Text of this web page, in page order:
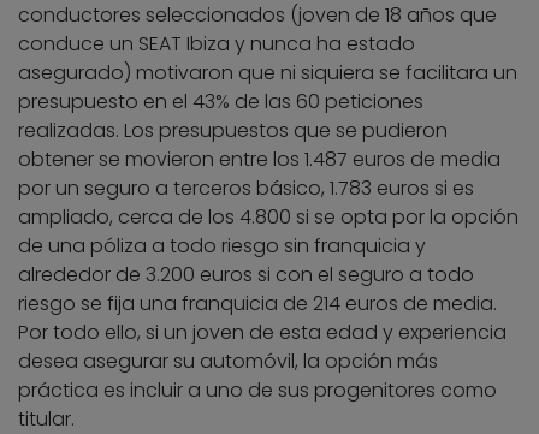
conductores seleccionados (joven de 18 años que
conduce un SEAT Ibiza y nunca ha estado
asegurado) motivaron que ni siquiera se facilitara un
presupuesto en el 43% de las 60 peticiones
realizadas. Los presupuestos que se pudieron
obtener se movieron entre los 1.487 euros de media
por un seguro a terceros básico, 1.783 euros si es
ampliado, cerca de los 4.800 si se opta por la opción
de una póliza a todo riesgo sin franquicia y
alrededor de 3.200 euros si con el seguro a todo
riesgo se fija una franquicia de 214 euros de media.
Por todo ello, si un joven de esta edad y experiencia
desea asegurar su automóvil, la opción más
práctica es incluir a uno de sus progenitores como
titular.